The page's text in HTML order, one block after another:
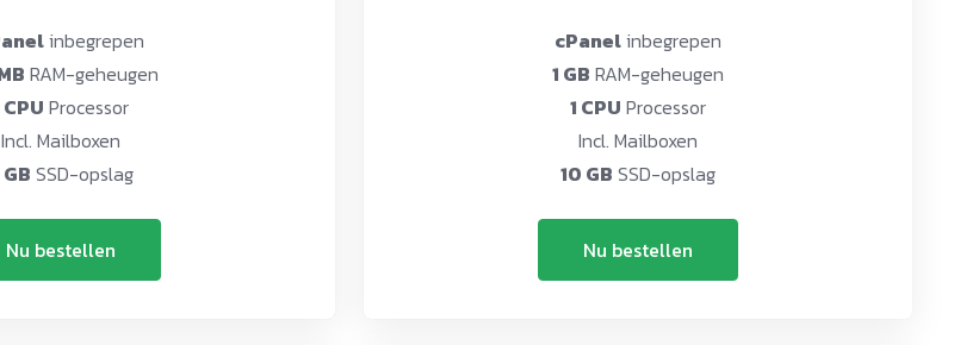
inbegrepen
RAM-geheugen
CPU Processor
Incl. Mailboxen
SSD-opslag
Nu bestellen
cPanelinbegrepen
1 GB RAM-geheugen
1 CPU Processor
Incl. Mailboxen
10 GB SSD-opslag
Nu bestellen